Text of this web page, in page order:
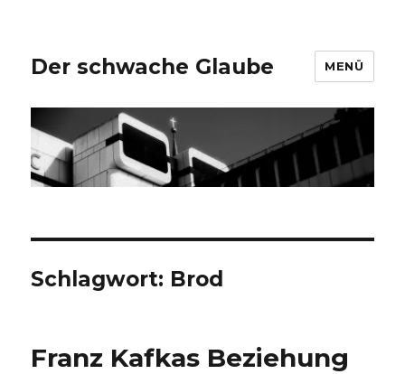
Der schwache Glaube MENÜ
Schlagwort: Brod
Franz Kafkas Beziehung